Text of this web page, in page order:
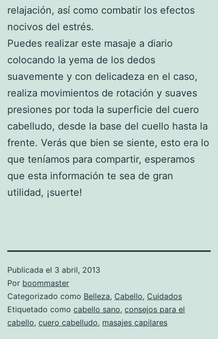
relajación, así como combatir los efectos
nocivos del estrés.
Puedes realizar este masaje a diario
colocando la yema de los dedos
suavemente y con delicadeza en el caso,
realiza movimientos de rotación y suaves
presiones por toda la superficie del cuero
cabelludo, desde la base del cuello hasta la
frente. Verás que bien se siente, esto era lo
que teníamos para compartir, esperamos
que esta información te sea de gran
utilidad, ¡suerte!
Publicada el 3 abril, 2013
Por boommaster
Categorizado como Belleza, Cabello, Cuidados
Etiquetado como cabello sano, consejos para el
cabello, cuero cabelludo, masajes capilares